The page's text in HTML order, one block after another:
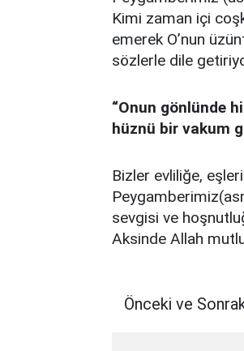
Kimi zaman içi
emerek O’nun
sözlerle dile
“Onun gönlünde
hüznü bir vakum
Bizler evliliğe,
sevgisi ve
Aksinde Allah
Önceki ve